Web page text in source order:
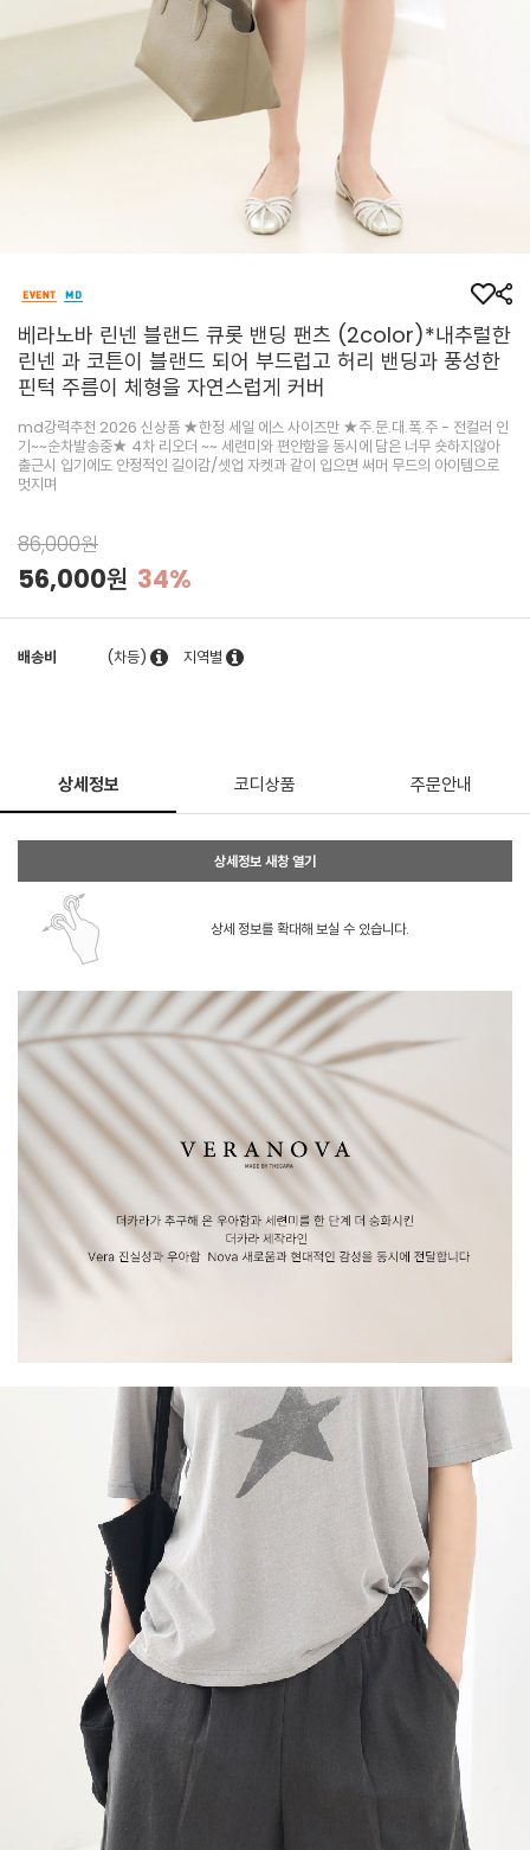
베라노바 린넨 블랜드 큐롯 밴딩 팬츠 (2color)*내추럴한
린넨 과 코튼이 블랜드 되어 부드럽고 허리 밴딩과 풍성한
핀턱 주름이 체형을 자연스럽게 커버
md강력추천 2026 신상품 ★한정 세일 에스 사이즈만 ★주.문.대.폭.주 - 전컬러 인
기~~순차발송중★ 4차 리오더 ~~ 세련미와 편안함을 동시에 담은 너무 숏하지않아
출근시 입기에도 안정적인 길이감/셋업 자켓과 같이 입으면 써머 무드의 아이템으로
멋지며
86,000원
56,000원 34%
배송비 (차등) 지역별
상세정보 코디상품 주문안내
상세정보 새창 열기
상세 정보를 확대해 보실 수 있습니다.